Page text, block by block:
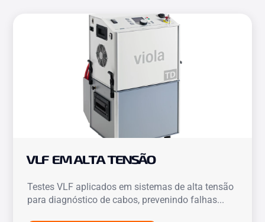
VLF EM ALTA TENSÃO
Testes VLF aplicados em sistemas de alta tensão
para diagnóstico de cabos, prevenindo falhas...